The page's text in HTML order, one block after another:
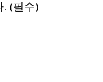
. (필수)